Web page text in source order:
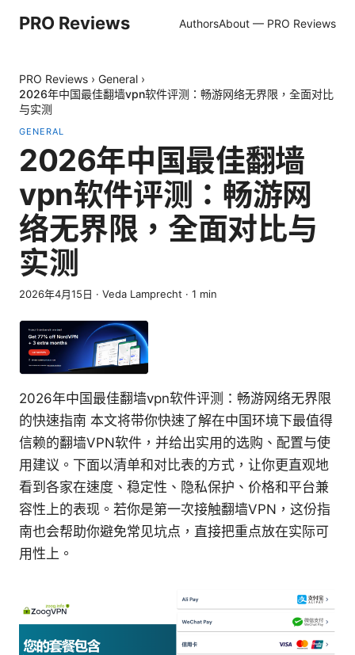
PRO Reviews AuthorsAbout — PRO Reviews
PRO Reviews › General ›
2026年中国最佳翻墙vpn软件评测：畅游网络无界限，全面对比
与实测
GENERAL
2026年中国最佳翻墙
vpn软件评测：畅游网
络无界限，全面对比与
实测
2026年4月15日 · Veda Lamprecht · 1 min
2026年中国最佳翻墙vpn软件评测：畅游网络无界限
的快速指南 本文将带你快速了解在中国环境下最值得
信赖的翻墙VPN软件，并给出实用的选购、配置与使
用建议。下面以清单和对比表的方式，让你更直观地
看到各家在速度、稳定性、隐私保护、价格和平台兼
容性上的表现。若你是第一次接触翻墙VPN，这份指
南也会帮助你避免常见坑点，直接把重点放在实际可
用性上。